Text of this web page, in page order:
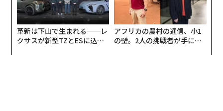
革新は下山で生まれる──レ
クサスが新型TZとESに込め
アフリカの農村の通信、小1
の壁。2人の挑戦者が手にし